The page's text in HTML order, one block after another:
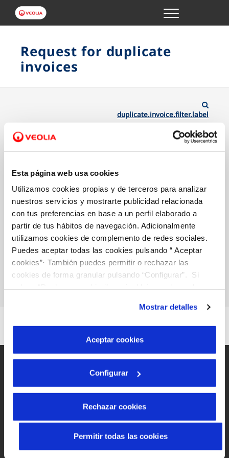
Esta página web usa cookies
Utilizamos cookies propias y de terceros para analizar
nuestros servicios y mostrarte publicidad relacionada
con tus preferencias en base a un perfil elaborado a
partir de tus hábitos de navegación. Adicionalmente
utilizamos cookies de complemento de redes sociales.
Puedes aceptar todas las cookies pulsando “ Aceptar
cookies”· También puedes permitir o rechazar las
cookies de forma granular pulsando “Configurar”. Si
son indispensables para que el sitio web funcione y que
por tanto no se pueden desactivar. Puedes consultar
más información en nuestraPolítica de Cookies
Mostrar detalles
Aceptar cookies
Configurar
Rechazar cookies
Permitir todas las cookies
Menu
YOUR SERVICE
Request for duplicate
invoices
duplicate.invoice.filter.label
Site map
Legal notice and website privacy
Cookies policy
Accessibility